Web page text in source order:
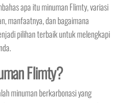
apa itu minuman Flimty, variasi
manfaatnya, dan bagaimana
pilihan terbaik untuk melengkapi
Flimty?
minuman berkarbonasi yang